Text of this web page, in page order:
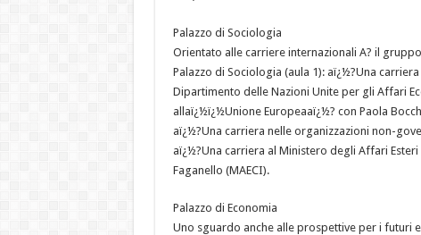
Palazzo di Sociologia
Orientato alle carriere internazionali A? il
Palazzo di Sociologia (aula 1): aï¿½?Una
Dipartimento delle Nazioni Unite per gli Affari
allaï¿½ï¿½Unione Europeaaï¿½? con Paola
aï¿½?Una carriera nelle organizzazioni non-
aï¿½?Una carriera al Ministero degli Affari
Faganello (MAECI).
Palazzo di Economia
Uno sguardo anche alle prospettive per i futuri